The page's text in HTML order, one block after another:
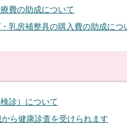
費の助成について
乳房補整具の購入費の助成につ
診）について
ら健康診査を受けられます